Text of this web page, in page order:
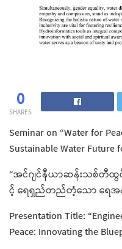
0
SHARES
Seminar on “Water for
Sustainable Water Future
“အင်ဂျင်နီယာဆန်းသစ်တီထွင်ပေ
င့် ရေရှည်တည်တံ့သော ရေအန
Presentation Title:
Peace: Innovating the